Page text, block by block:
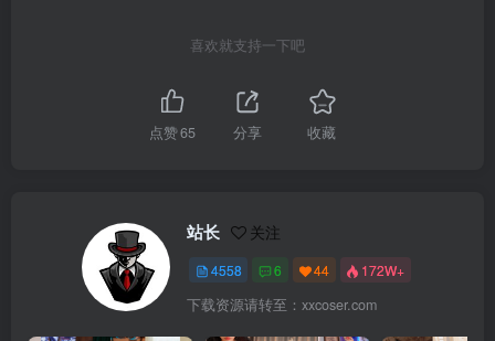
喜欢就支持一下吧
点赞65 分享 收藏
站长 关注
4558 6 44 172W+
下载资源请转至：xxcoser.com